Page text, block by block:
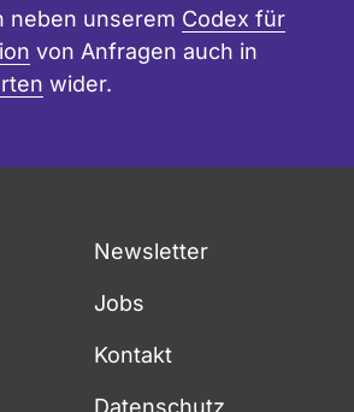
neben unserem Codex für
von Anfragen auch in
wider.
Newsletter
Jobs
Kontakt
Datenschutz